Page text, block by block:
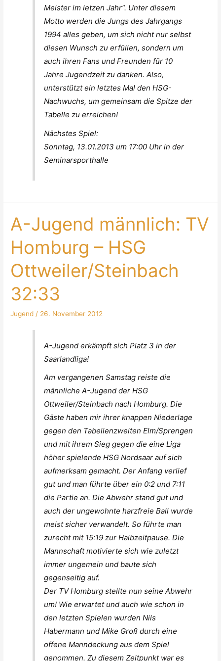
Meister im letzen Jahr“. Unter diesem
Motto werden die Jungs des Jahrgangs
1994 alles geben, um sich nicht nur selbst
diesen Wunsch zu erfüllen, sondern um
auch ihren Fans und Freunden für 10
Jahre Jugendzeit zu danken. Also,
unterstützt ein letztes Mal den HSG-
Nachwuchs, um gemeinsam die Spitze der
Tabelle zu erreichen!
Nächstes Spiel:
Sonntag, 13.01.2013 um 17:00 Uhr in der
Seminarsporthalle
A-Jugend männlich: TV
Homburg – HSG
Ottweiler/Steinbach
32:33
Jugend / 26. November 2012
A-Jugend erkämpft sich Platz 3 in der
Saarlandliga!
Am vergangenen Samstag reiste die
männliche A-Jugend der HSG
Ottweiler/Steinbach nach Homburg. Die
Gäste haben mir ihrer knappen Niederlage
gegen den Tabellenzweiten Elm/Sprengen
und mit ihrem Sieg gegen die eine Liga
höher spielende HSG Nordsaar auf sich
aufmerksam gemacht. Der Anfang verlief
gut und man führte über ein 0:2 und 7:11
die Partie an. Die Abwehr stand gut und
auch der ungewohnte harzfreie Ball wurde
meist sicher verwandelt. So führte man
zurecht mit 15:19 zur Halbzeitpause. Die
Mannschaft motivierte sich wie zuletzt
immer ungemein und baute sich
gegenseitig auf.
Der TV Homburg stellte nun seine Abwehr
um! Wie erwartet und auch wie schon in
den letzten Spielen wurden Nils
Habermann und Mike Groß durch eine
offene Manndeckung aus dem Spiel
genommen. Zu diesem Zeitpunkt war es